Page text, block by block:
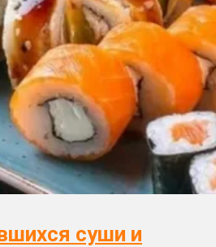
суши и